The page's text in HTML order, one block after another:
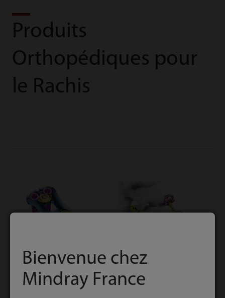
Produits
Orthopédiques pour
le Rachis
Bienvenue chez
Mindray France